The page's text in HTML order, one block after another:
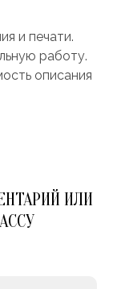
и печати.
работу.
описания
ИЛИ